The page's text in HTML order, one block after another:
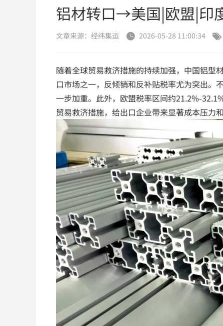
铝材转口→美国|欧盟|印
文章来源：经纬集运  2026-05-28 11:00:34 
随着全球贸易救济措施的持续加强，中国铝型
口市场之一，反倾销和反补贴税率尤为突出。
一步加重。此外，欧盟税率区间约21.2%-
贸易救济措施，给出口企业带来显著成本压力和